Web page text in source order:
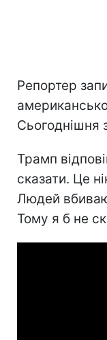
Репортер
Сьогоднішня
Трамп
сказати. Це
Людей
Тому я б не